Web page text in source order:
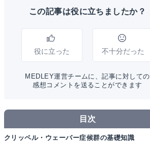
この記事は役に立ちましたか？
役に立った 不十分だった
MEDLEY運営チームに、記事に対しての
感想コメントを送ることができます
目次
クリッペル・ウェーバー症候群の基礎知識